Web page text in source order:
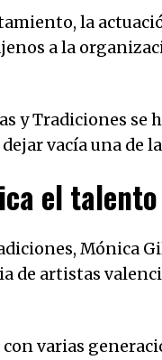
la
a la
y Tradiciones
vacía una de
el
Mónica
de artistas
varias